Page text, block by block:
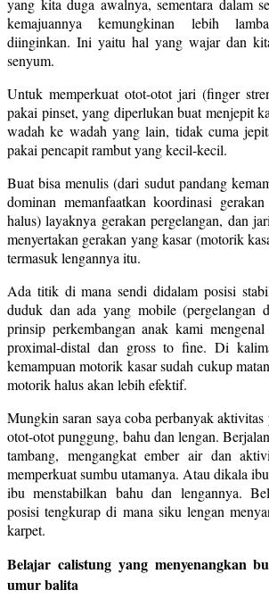
yang kita duga awalnya, sementara dalam
kemajuannya kemungkinan lebih
diinginkan. Ini yaitu hal yang wajar dan
senyum.
Untuk memperkuat otot-otot jari (finger
pakai pinset, yang diperlukan buat menjepit
wadah ke wadah yang lain, tidak cuma
pakai pencapit rambut yang kecil-kecil.
Buat bisa menulis (dari sudut pandang
dominan memanfaatkan koordinasi
halus) layaknya gerakan pergelangan, dan
menyertakan gerakan yang kasar (motorik
termasuk lengannya itu.
Ada titik di mana sendi didalam posisi
duduk dan ada yang mobile (pergelangan
prinsip perkembangan anak kami
proximal-distal dan gross to fine. Di
kemampuan motorik kasar sudah cukup
motorik halus akan lebih efektif.
Mungkin saran saya coba perbanyak
otot-otot punggung, bahu dan lengan.
tambang, mengangkat ember air dan
memperkuat sumbu utamanya. Atau dikala
ibu menstabilkan bahu dan lengannya.
posisi tengkurap di mana siku lengan
karpet.
Belajar calistung yang menyenangkan
umur balita